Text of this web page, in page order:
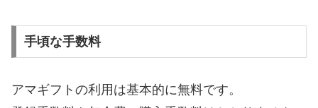
手頃な手数料
アマギフトの利用は基本的に無料です。